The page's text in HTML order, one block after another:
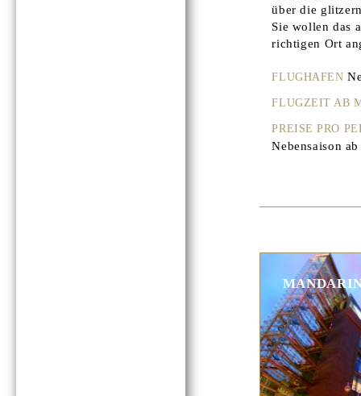
über die
Sie wollen das
richtigen Ort
FLUGHAFEN
FLUGZEIT AB
PREISE PRO
Nebensaison